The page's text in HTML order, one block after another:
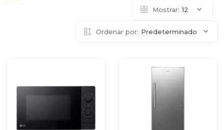
Mostrar: 12
Ordenar por: Predeterminado